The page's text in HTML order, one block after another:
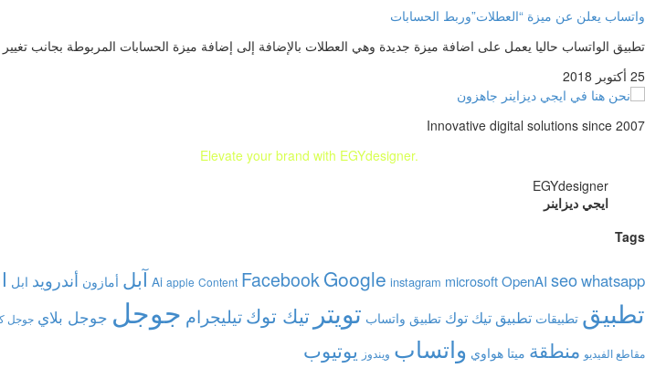
واتساب يعلن عن ميزة “العطلات”وربط الحسابات
تطبيق الواتساب حاليا يعمل على اضافة ميزة جديدة وهي العطلات بالإضافة إلى إضافة ميزة الحسابات المربوطة بجانب
25 أكتوبر 2018
Innovative digital solutions since 2007
Elevate your brand with EGYdesigner.
EGYdesigner
ايجي ديزاينر
Tags
Ai apple Content FacebookGoogle instagram microsoftOpenAI seowhatsapp آبل أمازون أندرويد ابل
تطبيق تطبيقات تطبيق تيك توك تطبيق واتساب تويتر تيك توكتيليجرام جوجل جوجل بلاي جوجل
مقاطع الفيديو منطقة ميتا هواوي واتساب ويندوز يوتيوب